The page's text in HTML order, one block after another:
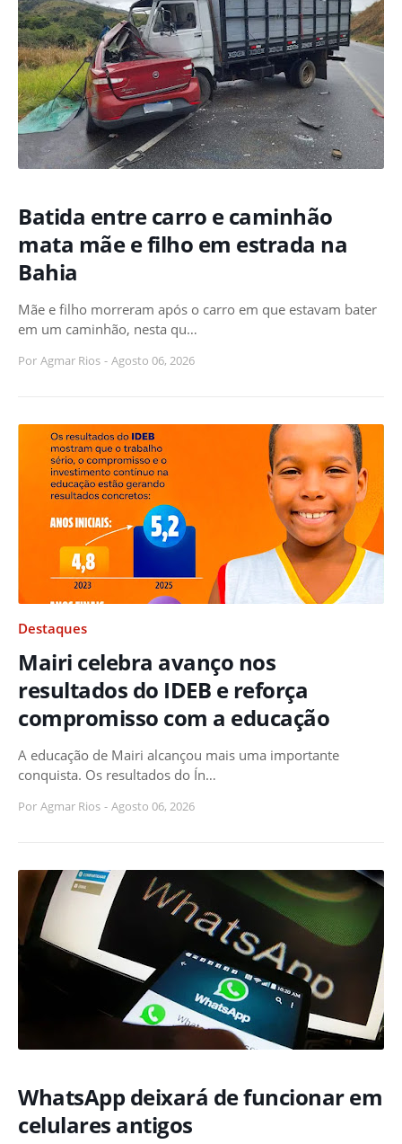
Batida entre carro e caminhão
mata mãe e filho em estrada na
Bahia
Mãe e filho morreram após o carro em que estavam bater
em um caminhão, nesta qu…
Por Agmar Rios - Agosto 06, 2026
Destaques
Mairi celebra avanço nos
resultados do IDEB e reforça
compromisso com a educação
A educação de Mairi alcançou mais uma importante
conquista. Os resultados do Ín…
Por Agmar Rios - Agosto 06, 2026
WhatsApp deixará de funcionar em
celulares antigos